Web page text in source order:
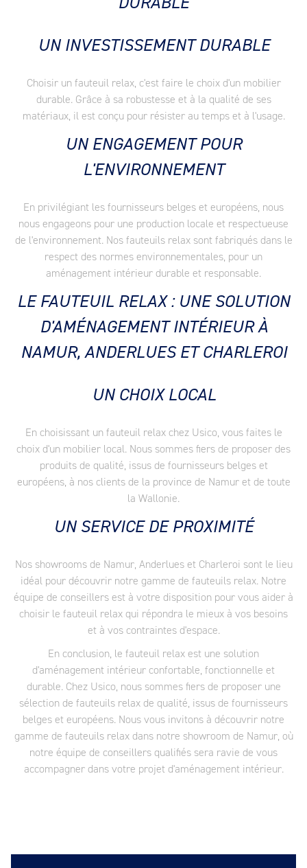
UN INVESTISSEMENT DURABLE
Choisir un fauteuil relax, c'est faire le choix d'un mobilier
durable. Grâce à sa robustesse et à la qualité de ses
matériaux, il est conçu pour résister au temps et à l'usage.
UN ENGAGEMENT POUR
L'ENVIRONNEMENT
En privilégiant les fournisseurs belges et européens, nous
nous engageons pour une production locale et respectueuse
de l'environnement. Nos fauteuils relax sont fabriqués dans le
respect des normes environnementales, pour un
aménagement intérieur durable et responsable.
LE FAUTEUIL RELAX : UNE SOLUTION
D'AMÉNAGEMENT INTÉRIEUR À
NAMUR, ANDERLUES ET CHARLEROI
UN CHOIX LOCAL
En choisissant un fauteuil relax chez Usico, vous faites le
choix d'un mobilier local. Nous sommes fiers de proposer des
produits de qualité, issus de fournisseurs belges et
européens, à nos clients de la province de Namur et de toute
la Wallonie.
UN SERVICE DE PROXIMITÉ
Nos showrooms de Namur, Anderlues et Charleroi sont le lieu
idéal pour découvrir notre gamme de fauteuils relax. Notre
équipe de conseillers est à votre disposition pour vous aider à
choisir le fauteuil relax qui répondra le mieux à vos besoins
et à vos contraintes d'espace.
En conclusion, le fauteuil relax est une solution
d'aménagement intérieur confortable, fonctionnelle et
durable. Chez Usico, nous sommes fiers de proposer une
sélection de fauteuils relax de qualité, issus de fournisseurs
belges et européens. Nous vous invitons à découvrir notre
gamme de fauteuils relax dans notre showroom de Namur, où
notre équipe de conseillers qualifiés sera ravie de vous
accompagner dans votre projet d'aménagement intérieur.